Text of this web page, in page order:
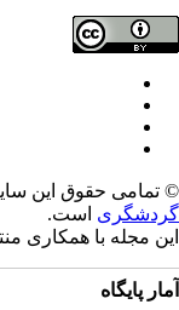
تمامی حقوق این
است.
مجله با همکاری
پایگاه